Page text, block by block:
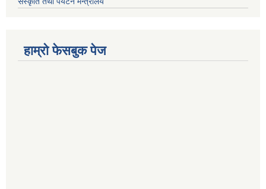
हाम्राे फेसबुक पेज